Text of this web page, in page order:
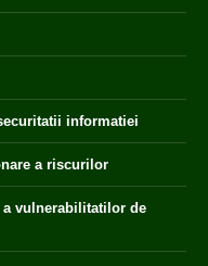
informatiei
a riscurilor
vulnerabilitatilor de